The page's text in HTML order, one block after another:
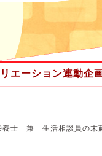
エーション連動企
養士 兼 生活相談員の末